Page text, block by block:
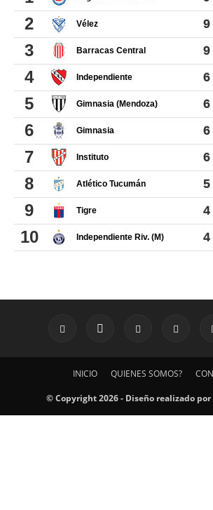
INICIO QUIENES SOMOS?
© Copyright 2026 - Diseño realizado por